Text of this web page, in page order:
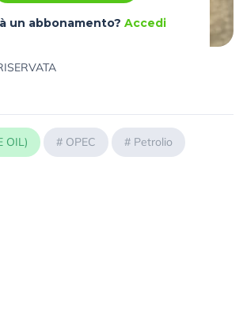
un abbonamento? Accedi
OIL) # OPEC # Petrolio